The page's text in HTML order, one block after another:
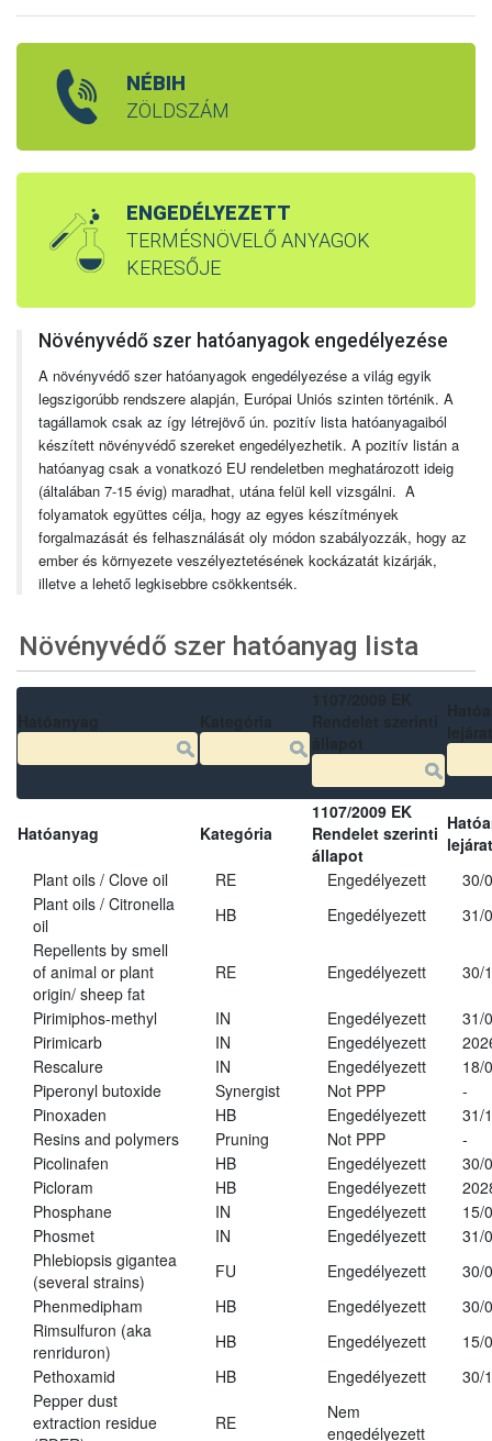
NÉBIH
ZÖLDSZÁM
ENGEDÉLYEZETT
TERMÉSNÖVELŐ ANYAGOK
KERESŐJE
Növényvédő szer hatóanyagok engedélyezése
A növényvédő szer hatóanyagok engedélyezése a világ egyik
legszigorúbb rendszere alapján, Európai Uniós szinten történik. A
tagállamok csak az így létrejövő ún. pozitív lista hatóanyagaiból
készített növényvédő szereket engedélyezhetik. A pozitív listán a
hatóanyag csak a vonatkozó EU rendeletben meghatározott ideig
(általában 7-15 évig) maradhat, utána felül kell vizsgálni. A
folyamatok együttes célja, hogy az egyes készítmények
forgalmazását és felhasználását oly módon szabályozzák, hogy az
ember és környezete veszélyeztetésének kockázatát kizárják,
illetve a lehető legkisebbre csökkentsék.
Növényvédő szer hatóanyag lista
Hatóanyag Kategória
1107/2009 EK
Rendelet szerinti
állapot
Plant oils / Clove oil
RE Engedélyezett
30/
Plant oils / Citronella
oil
HB Engedélyezett
31/
Repellents by smell
of animal or plant
origin/ sheep fat
RE Engedélyezett 30/
Pirimiphos-methyl IN Engedélyezett
31/
Pirimicarb
IN Engedélyezett
Rescalure
IN Engedélyezett
18/
Piperonyl butoxide
Synergist Not PPP
-
Pinoxaden
HB Engedélyezett
31/
Resins and polymers
Pruning Not PPP
-
Picolinafen
HB Engedélyezett
30/
Picloram
HB Engedélyezett
Phosphane
IN Engedélyezett
15/
Phosmet
IN Engedélyezett
31/
Phlebiopsis gigantea
(several strains)
FU Engedélyezett
30/
Phenmedipham
HB Engedélyezett
30/
Rimsulfuron (aka
renriduron)
HB Engedélyezett
15/
Pethoxamid
HB Engedélyezett
30/
Pepper dust
extraction residue
RE
Nem
engedélyezett